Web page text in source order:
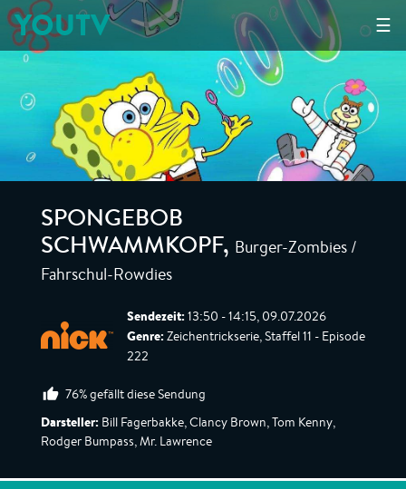
☰
YOUTV
SPONGEBOB
SCHWAMMKOPF, Burger-Zombies /
Fahrschul-Rowdies
Sendezeit: 13:50 - 14:15, 09.07.2026
Genre: Zeichentrickserie, Staffel 11 - Episode
222
76% gefällt diese Sendung
Darsteller: Bill Fagerbakke, Clancy Brown, Tom Kenny,
Rodger Bumpass, Mr. Lawrence